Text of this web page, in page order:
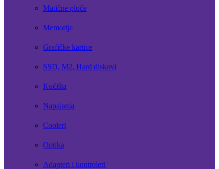
Matične ploče
Memorije
Grafičke kartice
SSD, M2, Hard diskovi
Kućišta
Napajanja
Cooleri
Optika
Adapteri i kontroleri